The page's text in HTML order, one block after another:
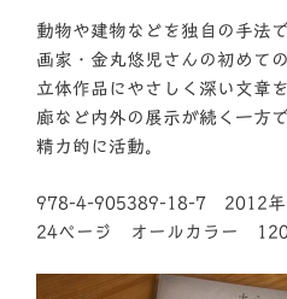
動物や建物などを独自の手法
画家・金丸悠児さんの初めて
立体作品にやさしく深い文章
廊など内外の展示が続く一方
精力的に活動。
978-4-905389-18-7 2012
24ページ オールカラー